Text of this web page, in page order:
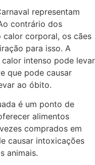
representam
contrário dos
calor corporal, os cães
para isso. A
intenso pode levar
que pode causar
ao óbito.
é um ponto de
alimentos
comprados em
causar intoxicações
animais.